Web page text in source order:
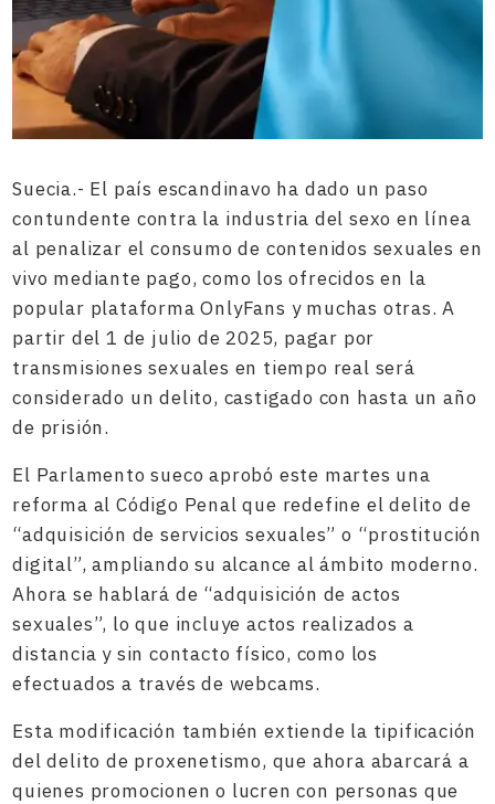
Suecia.- El país escandinavo ha dado un paso
contundente contra la industria del sexo en línea
al penalizar el consumo de contenidos sexuales en
vivo mediante pago, como los ofrecidos en la
popular plataforma OnlyFans y muchas otras. A
partir del 1 de julio de 2025, pagar por
transmisiones sexuales en tiempo real será
considerado un delito, castigado con hasta un año
de prisión.
El Parlamento sueco aprobó este martes una
reforma al Código Penal que redefine el delito de
“adquisición de servicios sexuales” o “prostitución
digital”, ampliando su alcance al ámbito moderno.
Ahora se hablará de “adquisición de actos
sexuales”, lo que incluye actos realizados a
distancia y sin contacto físico, como los
efectuados a través de webcams.
Esta modificación también extiende la tipificación
del delito de proxenetismo, que ahora abarcará a
quienes promocionen o lucren con personas que